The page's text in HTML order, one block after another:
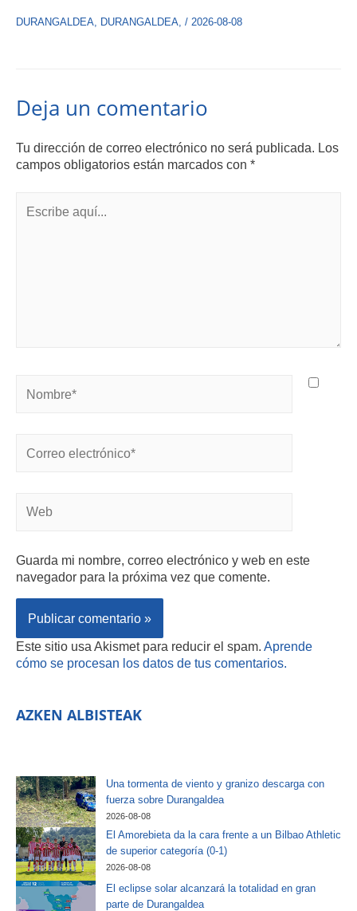
DURANGALDEA DURANGALDEA / 2026-08-08
Deja un comentario
Tu dirección de correo electrónico no será publicada. Los
campos obligatorios están marcados con *
Guarda mi nombre, correo electrónico y web en este
navegador para la próxima vez que comente.
Este sitio usa Akismet para reducir el spam. Aprende
cómo se procesan los datos de tus comentarios.
AZKEN ALBISTEAK
Una tormenta de viento y granizo descarga con
fuerza sobre Durangaldea
2026-08-08
El Amorebieta da la cara frente a un Bilbao Athletic
de superior categoría (0-1)
2026-08-08
El eclipse solar alcanzará la totalidad en gran
parte de Durangaldea